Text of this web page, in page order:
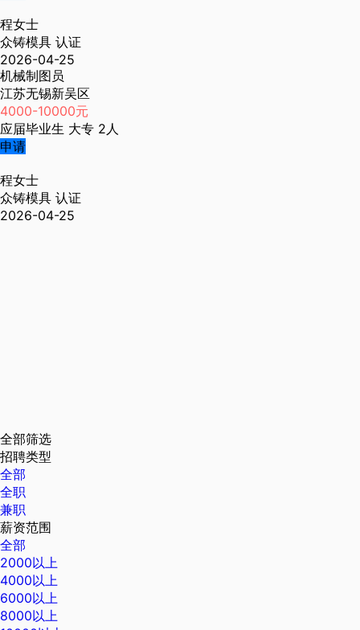
程女士
众铸模具 认证
2026-04-25
机械制图员
江苏无锡新吴区
4000-10000元
应届毕业生 大专 2人
申请
程女士
众铸模具 认证
2026-04-25
全部筛选
招聘类型
全部
全职
兼职
薪资范围
全部
2000以上
4000以上
6000以上
8000以上